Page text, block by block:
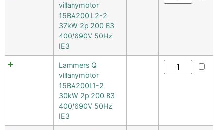
villanymotor
15BA200 L2-2
37kW 2p 200 B3
400/690V 50Hz
IE3
Lammers Q
villanymotor
15BA200L1-2
30kW 2p 200 B3
400/690V 50Hz
IE3